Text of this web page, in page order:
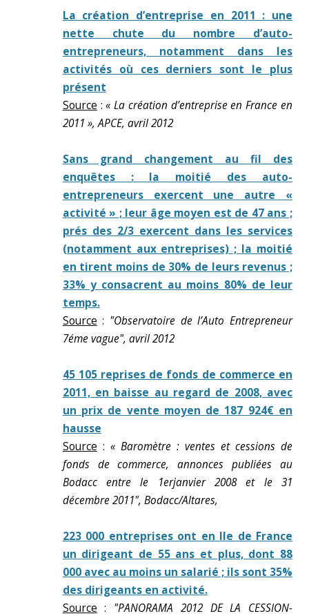
La création d’entreprise en 2011 : une
nette chute du nombre d’auto-
entrepreneurs, notamment dans les
activités où ces derniers sont le plus
présent
Source :« La création d’entreprise en France en
2011 », APCE, avril 2012
Sans grand changement au fil des
enquêtes : la moitié des auto-
entrepreneurs exercent une autre «
activité » ; leur âge moyen est de 47 ans ;
prés des 2/3 exercent dans les services
(notamment aux entreprises) ; la moitié
en tirent moins de 30% de leurs revenus ;
33% y consacrent au moins 80% de leur
temps.
Source : "Observatoire de l’Auto Entrepreneur
7éme vague", avril 2012
45 105 reprises de fonds de commerce en
2011, en baisse au regard de 2008, avec
un prix de vente moyen de 187 924€ en
hausse
Source : « Baromètre : ventes et cessions de
fonds de commerce, annonces publiées au
Bodacc entre le 1erjanvier 2008 et le 31
décembre 2011", Bodacc/Altares,
223 000 entreprises ont en Ile de France
un dirigeant de 55 ans et plus, dont 88
000 avec au moins un salarié ; ils sont 35%
des dirigeants en activité.
Source : "PANORAMA 2012 DE LA CESSION-